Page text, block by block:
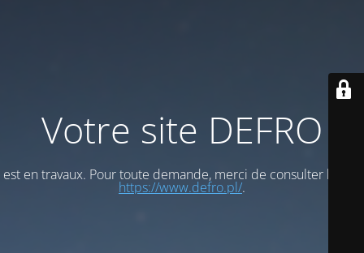
Votre site DEFRO
est en travaux. Pour toute demande, merci de consulter le site
https://www.defro.pl/.